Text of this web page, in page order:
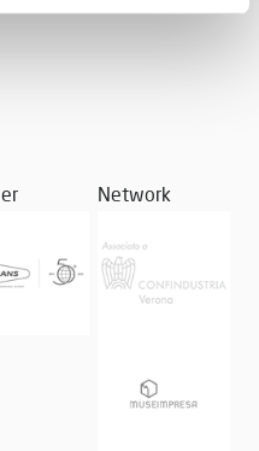
Network